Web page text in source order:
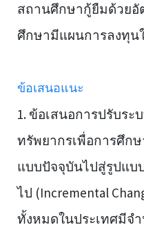
สถานศึกษากู้ยืมด้วยอั
ศึกษามีแผนการลงทุ
ข้อเสนอแนะ
1. ข้อเสนอการปรับร
ทรัพยากรเพื่อการศึก
แบบปัจจุบันไปสู่รูปแบ
ไป (Incremental
ทั้งหมดในประเทศมีจ